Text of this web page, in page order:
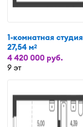
1-комнатная студия
27,54 м2
4 420 000 руб.
9 эт